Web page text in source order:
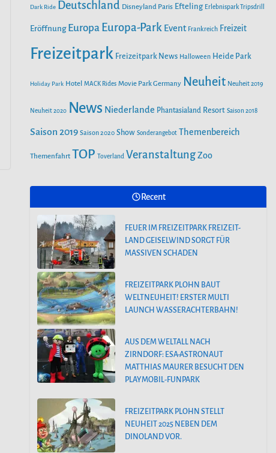
n
o
r
e
Dark Ride Deutschland Disneyland Paris Efteling Erlebnispark Tripsdrill
Eröffnung Europa Europa-Park Event Frankreich Freizeit
Freizeitpark Freizeitpark News Halloween Heide Park
Holiday Park Hotel MACK Rides Movie Park Germany Neuheit Neuheit 2019
Neuheit 2020 News Niederlande Phantasialand Resort Saison 2018
Saison 2019 Saison 2020 Show Sonderangebot Themenbereich
Themenfahrt TOP Toverland Veranstaltung Zoo
Recent
FEUER IM FREIZEITPARK FREIZEIT-
LAND GEISELWIND SORGT FÜR
MASSIVEN SCHADEN
FREIZEITPARK PLOHN BAUT
WELTNEUHEIT! ERSTER MULTI
LAUNCH WASSERACHTERBAHN!
AUS DEM WELTALL NACH
ZIRNDORF: ESA-ASTRONAUT
MATTHIAS MAURER BESUCHT DEN
PLAYMOBIL-FUNPARK
FREIZEITPARK PLOHN STELLT
NEUHEIT 2025 NEBEN DEM
DINOLAND VOR.